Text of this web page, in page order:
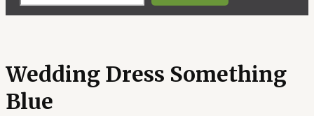
Wedding Dress Something
Blue